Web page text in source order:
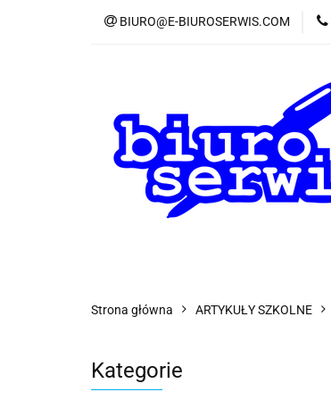
BIURO@E-BIUROSERWIS.COM
Strona główna ARTYKUŁY SZKOLNE
Kategorie